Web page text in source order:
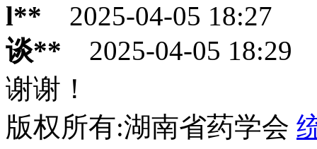
l** 2025-04-05 18:27
谈** 2025-04-05 18:29
谢谢！
版权所有:湖南省药学会